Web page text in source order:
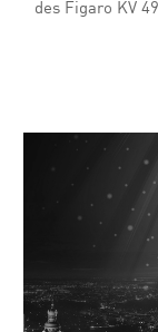
des Figaro KV